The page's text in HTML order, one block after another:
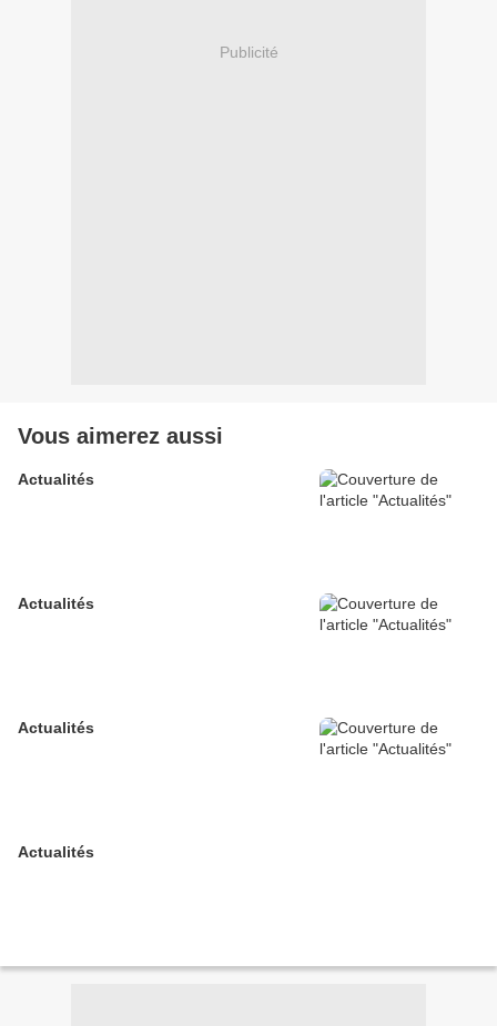
Publicité
Vous aimerez aussi
Actualités
Actualités
Actualités
Actualités